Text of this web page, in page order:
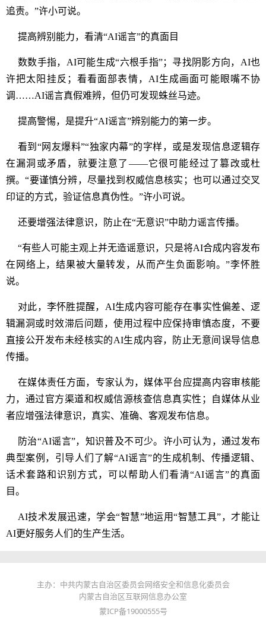
追责。”许小可说。
提高辨别能力，看清“AI谣言”的真面目
数数手指，AI可能生成“六根手指”；寻找阴影方向，AI也
许把太阳挂反；看看面部表情，AI生成画面可能眼嘴不协
调……AI谣言真假难辨，但仍可发现蛛丝马迹。
提高警惕，是提升“AI谣言”辨别能力的第一步。
看到“网友爆料”“独家内幕”的字样，或是发现信息逻辑存
在漏洞或矛盾，就要注意了——它很可能经过了篡改或杜
撰。“要谨慎分辨，尽量找到权威信息核实；也可以通过交叉
印证的方式，验证信息真伪性。”许小可说。
还要增强法律意识，防止在“无意识”中助力谣言传播。
“有些人可能主观上并无造谣意识，只是将AI合成内容发布
在网络上，结果被大量转发，从而产生负面影响。”李怀胜
说。
对此，李怀胜提醒，AI生成内容可能存在事实性偏差、逻
辑漏洞或时效滞后问题，使用过程中应保持审慎态度，不要
直接公开发布未经核实的AI生成内容，防止无意间误导信息
传播。
在媒体责任方面，专家认为，媒体平台应提高内容审核能
力，通过官方渠道和权威信源核查信息真实性；自媒体从业
者应增强法律意识，真实、准确、客观发布信息。
防治“AI谣言”，知识普及不可少。许小可认为，通过发布
典型案例，引导人们了解“AI谣言”的生成机制、传播逻辑、
话术套路和识别方式，可以帮助人们看清“AI谣言”的真面
目。
AI技术发展迅速，学会“智慧”地运用“智慧工具”，才能让
AI更好服务人们的生产生活。
主办：中共内蒙古自治区委员会网络安全和信息化委员会
内蒙古自治区互联网信息办公室
蒙ICP备19000555号